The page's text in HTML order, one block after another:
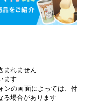
まれません
ます
ンの画面によっては、付
る場合があります